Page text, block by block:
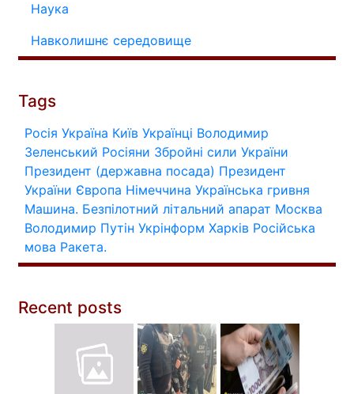
Наука
Навколишнє середовище
Tags
Росія Україна Київ Українці Володимир
Зеленський Росіяни Збройні сили України
Президент (державна посада) Президент
України Європа Німеччина Українська гривня
Машина. Безпілотний літальний апарат Москва
Володимир Путін Укрінформ Харків Російська
мова Ракета.
Recent posts